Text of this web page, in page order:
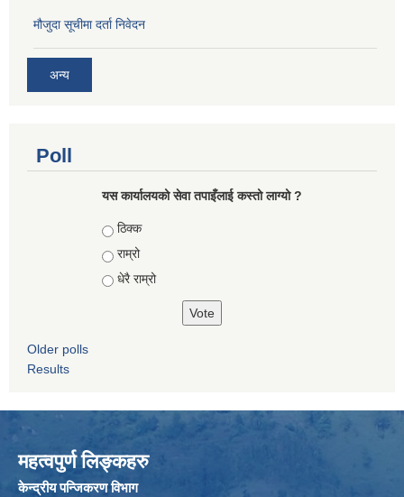
मौजुदा सूचीमा दर्ता निवेदन
अन्य
Poll
यस कार्यालयको सेवा तपाइँलाई कस्तो लाग्यो ?
Choices
ठिक्क
राम्रो
धेरै राम्रो
Older polls
Results
महत्वपुर्ण लिङ्कहरु
केन्द्रीय पन्जिकरण विभाग